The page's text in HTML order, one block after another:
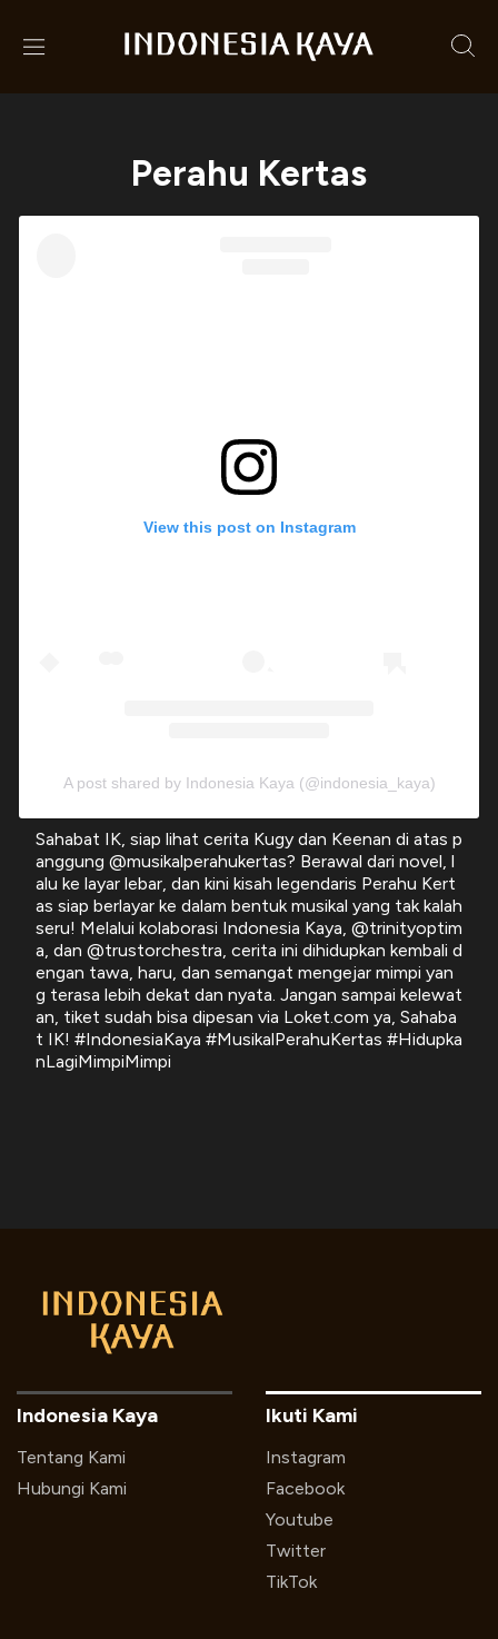
Perahu Kertas
View this post on Instagram
A post shared by Indonesia Kaya (@indonesia_kaya)
Sahabat IK, siap lihat cerita Kugy dan Keenan di atas p
anggung @musikalperahukertas? Berawal dari novel, l
alu ke layar lebar, dan kini kisah legendaris Perahu Kert
as siap berlayar ke dalam bentuk musikal yang tak kalah
seru! Melalui kolaborasi Indonesia Kaya, @trinityoptim
a, dan @trustorchestra, cerita ini dihidupkan kembali d
engan tawa, haru, dan semangat mengejar mimpi yan
g terasa lebih dekat dan nyata. Jangan sampai kelewat
an, tiket sudah bisa dipesan via Loket.com ya, Sahaba
t IK! #IndonesiaKaya #MusikalPerahuKertas #Hidupka
nLagiMimpiMimpi
Indonesia Kaya
Tentang Kami
Hubungi Kami
Ikuti Kami
Instagram
Facebook
Youtube
Twitter
TikTok